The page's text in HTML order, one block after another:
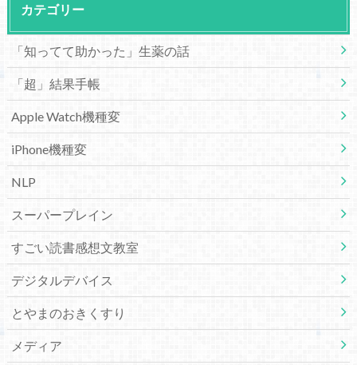
カテゴリー
「知ってて助かった」生薬の話
「超」結果手帳
Apple Watch機種変
iPhone機種変
NLP
スーパープレイン
すごい読書感想文教室
デジタルデバイス
とやまのおきくすり
メディア